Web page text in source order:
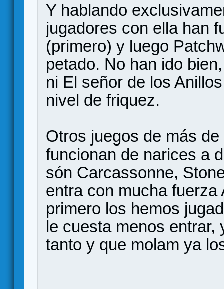
Y hablando
jugadores con ella han
(primero) y luego
petado. No han ido
ni El señor de los
nivel de friquez.
Otros juegos de más
funcionan de narices a
són Carcassonne,
entra con mucha
primero los hemos
le cuesta menos
tanto y que molam ya